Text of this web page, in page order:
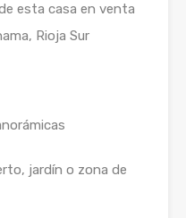
esta casa en venta
Rioja Sur
jardín o zona de